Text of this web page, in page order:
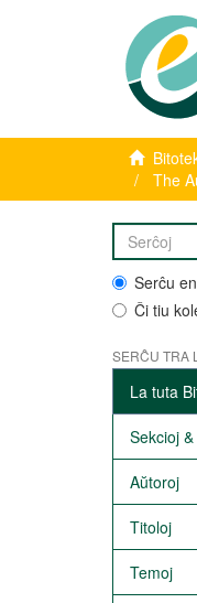
The
Serĉu
Ĉi tiu
SERĈU TRA
La tuta
Sekcioj
Aŭtoroj
Titoloj
Temoj